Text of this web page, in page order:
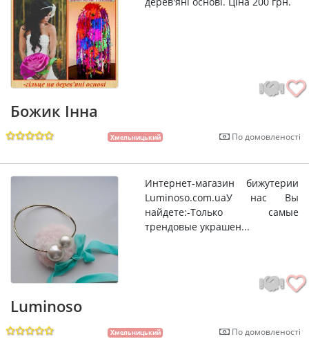
Божик Інна
Хмельницький По домовленості
Интернет-магазин бижутерии
Luminoso.com.uaУ нас Вы
найдете:-Только самые
трендовые украшен...
Luminoso
Хмельницький По домовленості